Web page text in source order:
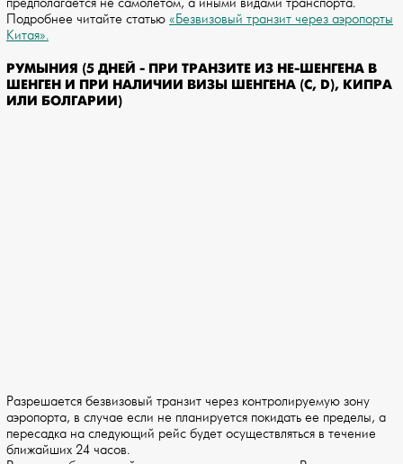
Подробнее читайте статью «Безвизовый транзит через аэропорты
Китая».
РУМЫНИЯ (5 ДНЕЙ - ПРИ ТРАНЗИТЕ ИЗ НЕ-ШЕНГЕНА В
ШЕНГЕН И ПРИ НАЛИЧИИ ВИЗЫ ШЕНГЕНА (C, D), КИПРА
ИЛИ БОЛГАРИИ)
Разрешается безвизовый транзит через контролируемую зону
аэропорта, в случае если не планируется покидать ее пределы, а
пересадка на следующий рейс будет осуществляться в течение
ближайших 24 часов.